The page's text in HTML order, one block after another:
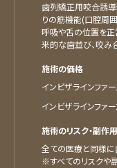
歯列矯正用咬合誘導
りの筋機能(口腔周
呼吸や舌の位置を正
来的な歯並び、咬み
施術の価格
インビザラインファ
インビザラインファ
施術のリスク・副作用
全ての医療と同様に
※すべてのリスクや